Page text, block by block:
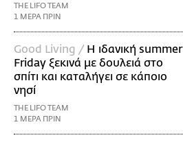
THE LIFO TEAM
1 ΜΕΡΑ ΠΡΙΝ
Good Living / Η ιδανική summer
Friday ξεκινά με δουλειά στο
σπίτι και καταλήγει σε κάποιο
νησί
THE LIFO TEAM
1 ΜΕΡΑ ΠΡΙΝ